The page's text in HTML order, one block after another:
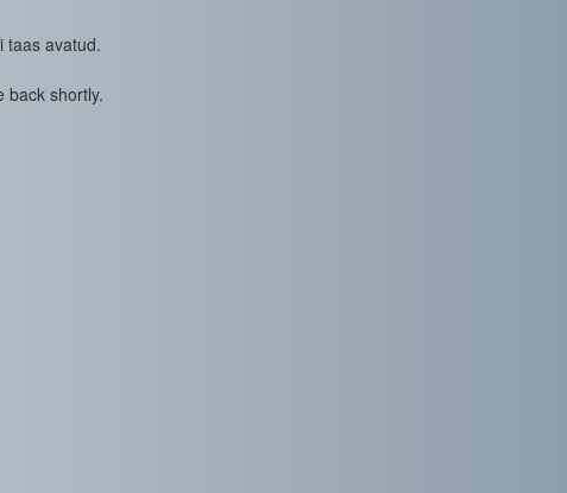
taas avatud.
back shortly.